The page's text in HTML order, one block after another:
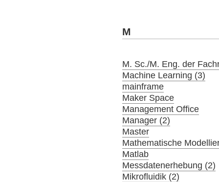
M
M. Sc./M. Eng. der
Machine Learning (3)
mainframe
Maker Space
Management Office
Manager (2)
Master
Mathematische
Matlab
Messdatenerhebung (2)
Mikrofluidik (2)